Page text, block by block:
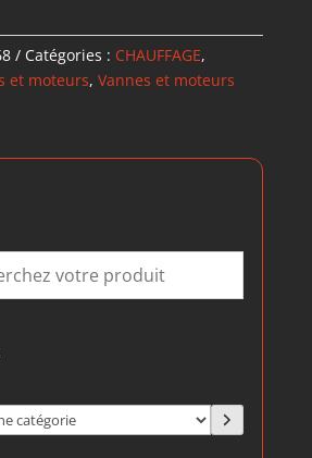
Catégories : CHAUFFAGE,
et moteurs, Vannes et moteurs